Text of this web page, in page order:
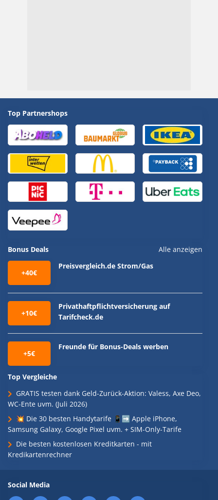
Top Partnershops
Bonus Deals Alle anzeigen
+40€
Preisvergleich.de Strom/Gas
+10€
Privathaftpflichtversicherung auf
Tarifcheck.de
+5€
Freunde für Bonus-Deals werben
Top Vergleiche
GRATIS testen dank Geld-Zurück-Aktion: Valess, Axe Deo,
WC-Ente uvm. (Juli 2026)
💥 Die 30 besten Handytarife 📱➡️ Apple iPhone,
Samsung Galaxy, Google Pixel uvm. + SIM-Only-Tarife
Die besten kostenlosen Kreditkarten - mit
Kredikartenrechner
Social Media